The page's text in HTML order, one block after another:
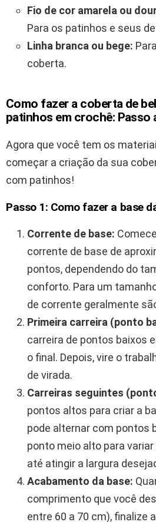
Fio de cor amarela ou
Para os patinhos e seus
Linha branca ou bege:
coberta.
Como fazer a coberta de
patinhos em crochê: Passo
Agora que você tem os
começar a criação da sua
com patinhos!
Passo 1: Como fazer a base
Corrente de base:
corrente de base de
pontos, dependendo do
conforto. Para um
de corrente geralmente
Primeira carreira (ponto
carreira de pontos baixos
o final. Depois, vire o
de virada.
Carreiras seguintes
pontos altos para criar a
pode alternar com pontos
ponto meio alto para
até atingir a largura
Acabamento da base:
comprimento que você
entre 60 a 70 cm), finalize